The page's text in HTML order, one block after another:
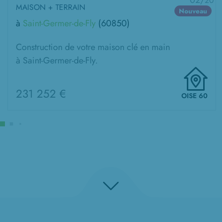
Nouveau
MAISON + TERRAIN
à Saint-Germer-de-Fly (60850)
Construction de votre maison clé en main
à Saint-Germer-de-Fly.
231 252 € OISE 60